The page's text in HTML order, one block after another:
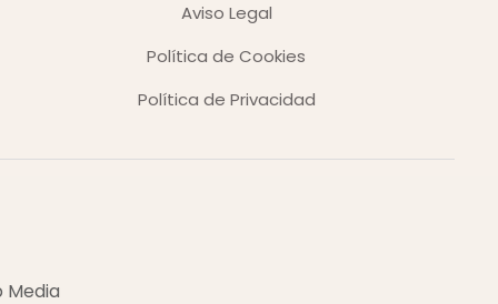
Aviso Legal
Política de Cookies
Política de Privacidad